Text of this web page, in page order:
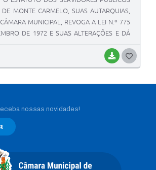
BAIXAR
MONTE CARMELO, SUAS AUTARQUIAS,
MUNICIPAL, REVOGA A LEI N.º 775
DE 1972 E SUAS ALTERAÇÕES E DÁ
nossas novidades!